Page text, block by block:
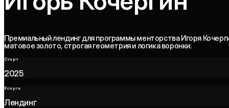
Премиальный лендинг для программы менторства Игоря
матовое золото, строгая геометрия и логика воронки.
Старт
2025
Услуга
Лендинг